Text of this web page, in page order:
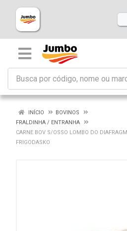
INÍCIO
BOVINOS
FRALDINHA / ENTRANHA
CARNE BOV S/OSSO LOMBO DO
FRIGODASKO